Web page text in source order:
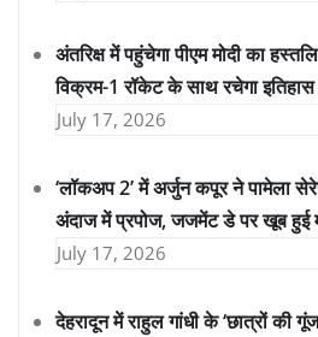
अंतरिक्ष में पहुंचेगा पीएम मोदी का
विक्रम-1 रॉकेट के साथ रचेगा इतिहास
July 17, 2026
‘लॉकअप 2’ में अर्जुन कपूर ने पामेला
अंदाज में प्रपोज, जजमेंट डे पर खूब हुई
July 17, 2026
देहरादून में राहुल गांधी के ‘छात्रों की